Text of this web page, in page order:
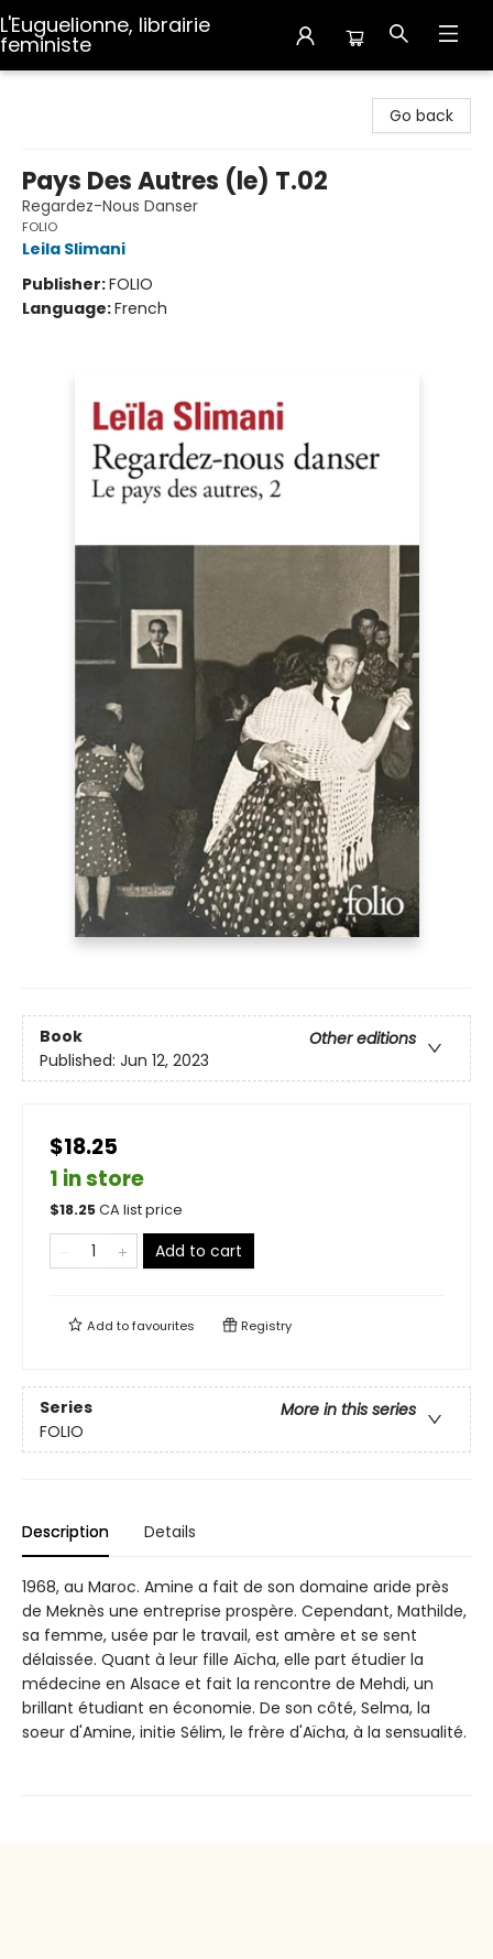
L'Euguelionne, librairie
feministe
Go back
Pays Des Autres (le) T.02
Regardez-Nous Danser
FOLIO
Leila Slimani
Publisher:FOLIO
Language:French
Book
Other editions
Published: Jun 12, 2023
$18.25
1 in store
$18.25CA list price
Add to cart
Add tofavourites Registry
Series
More in this series
FOLIO
Description Details
1968, au Maroc. Amine a fait de son domaine aride près
de Meknès une entreprise prospère. Cependant, Mathilde,
sa femme, usée par le travail, est amère et se sent
délaissée. Quant à leur fille Aïcha, elle part étudier la
médecine en Alsace et fait la rencontre de Mehdi, un
brillant étudiant en économie. De son côté, Selma, la
soeur d'Amine, initie Sélim, le frère d'Aïcha, à la sensualité.